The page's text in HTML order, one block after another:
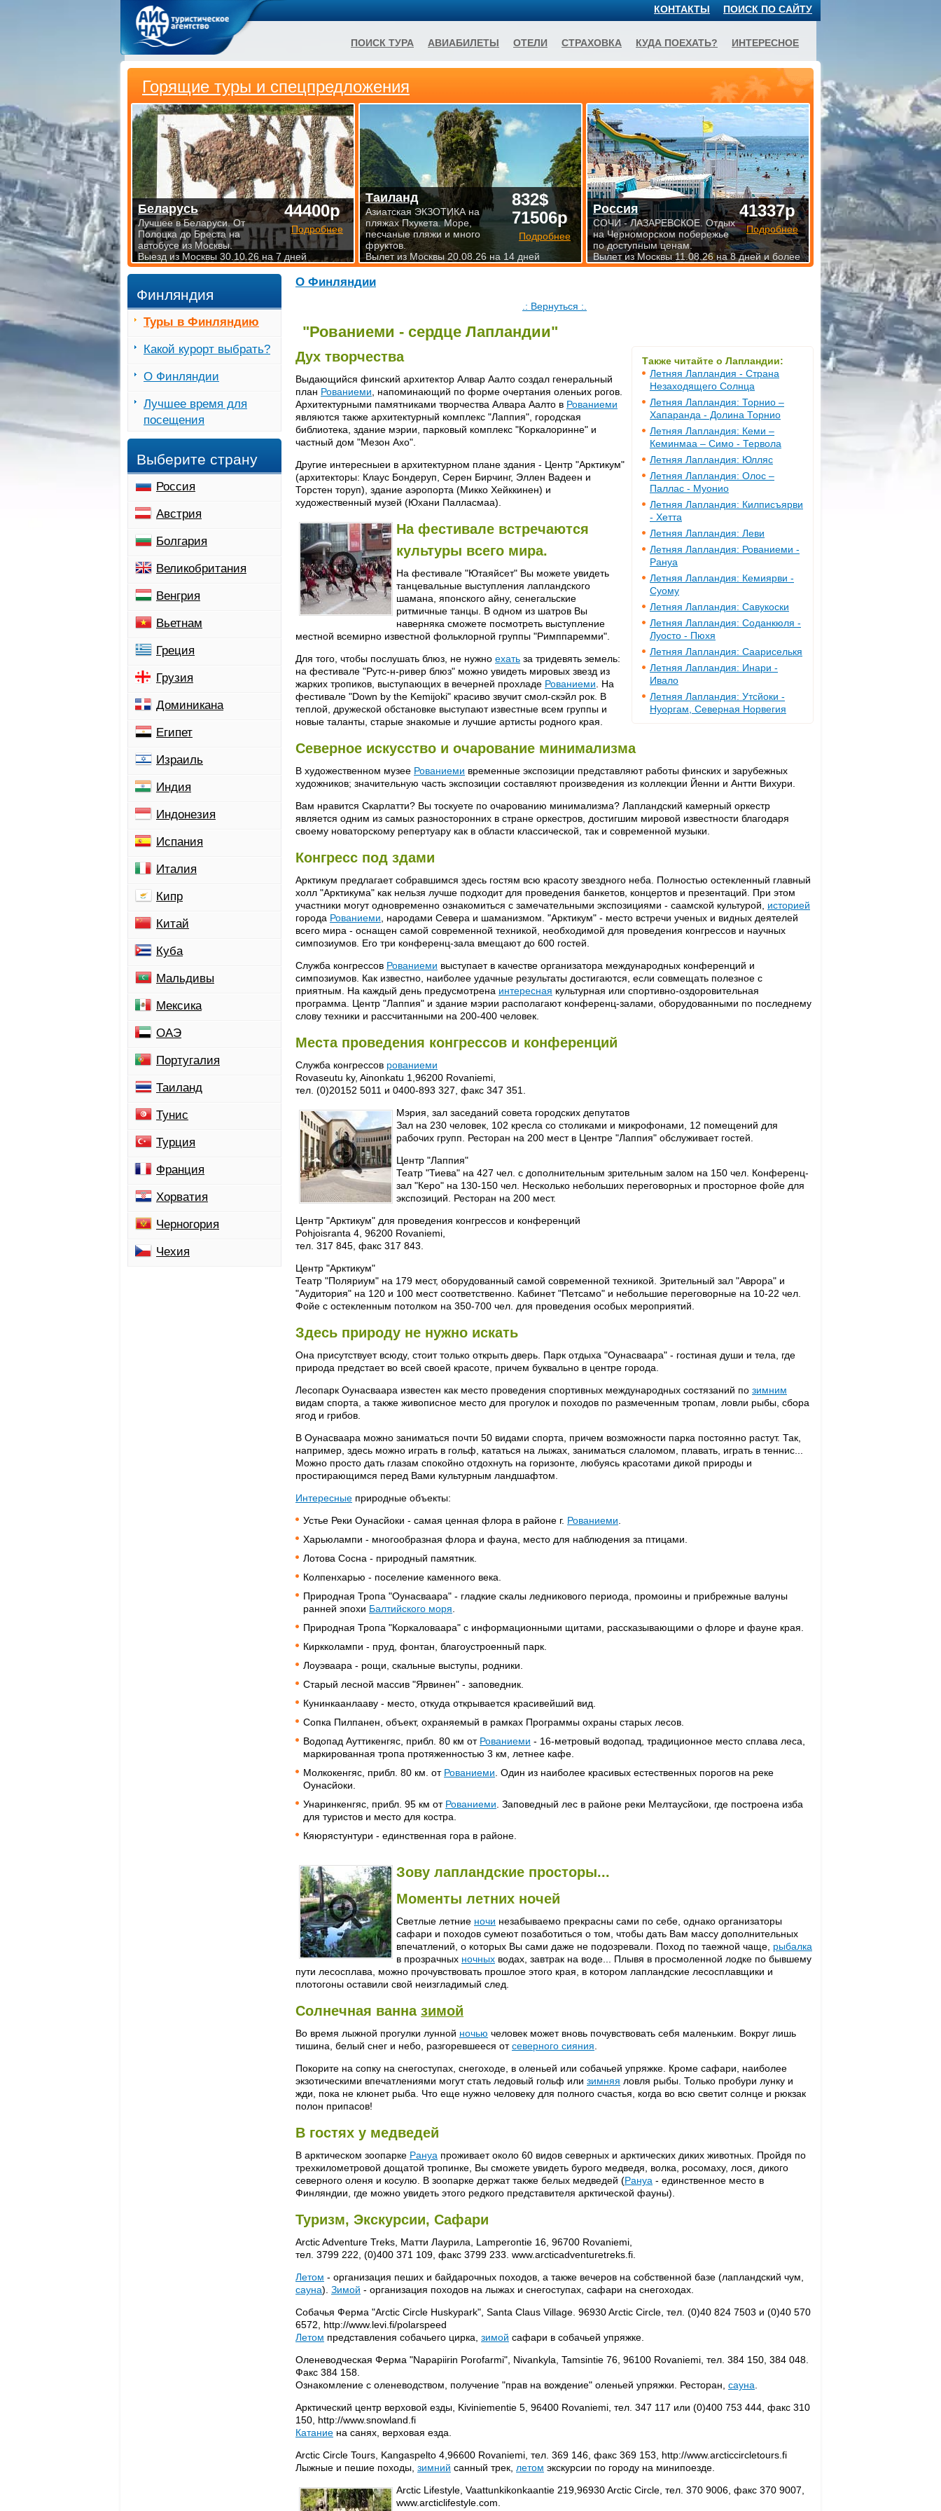
О Финляндии
.: Вернуться :.
"Рованиеми - сердце Лапландии"
Также читайте о Лапландии:
Летняя Лапландия - Страна
Незаходящего Солнца
Летняя Лапландия: Торнио –
Хапаранда - Долина Торнио
Летняя Лапландия: Кеми –
Кеминмаа – Симо - Тервола
Летняя Лапландия: Юлляс
Летняя Лапландия: Олос –
Паллас - Муонио
Летняя Лапландия: Килписъярви
- Хетта
Летняя Лапландия: Леви
Летняя Лапландия: Рованиеми -
Рануа
Летняя Лапландия: Кемиярви -
Суому
Летняя Лапландия: Савукоски
Летняя Лапландия: Соданкюля -
Луосто - Пюхя
Летняя Лапландия: Саариселькя
Летняя Лапландия: Инари -
Ивало
Летняя Лапландия: Утсйоки -
Нуоргам, Северная Норвегия
Дух творчества
Выдающийся финский архитектор Алвар Аалто создал генеральный
план Рованиеми , напоминающий по форме очертания оленьих рогов.
Архитектурными памятниками творчества Алвара Аалто в Рованиеми
являются также архитектурный комплекс "Лаппия", городская
библиотека, здание мэрии, парковый комплекс "Коркалоринне" и
частный дом "Мезон Ахо".
Другие интересныеи в архитектурном плане здания - Центр "Арктикум"
(архитекторы: Клаус Бондеруп, Серен Бирчинг, Эллен Вадеен и
Торстен торуп), здание аэропорта (Микко Хейккинен) и
художественный музей (Юхани Палласмаа).
На фестивале встречаются
культуры всего мира.
На фестивале "Ютаяйсет" Вы можете увидеть
танцевальные выступления лапландского
шамана, японского айну, сенегальские
ритмичные танцы. В одном из шатров Вы
наверняка сможете посмотреть выступление
местной всемирно известной фольклорной группы "Римппаремми".
Для того, чтобы послушать блюз, не нужно ехать за тридевять земель:
на фестивале "Рутс-н-ривер блюз" можно увидеть мировых звезд из
жарких тропиков, выступающих в вечерней прохладе Рованиеми . На
фестивале "Down by the Kemijoki" красиво звучит смол-скэйл рок. В
теплой, дружеской обстановке выступают известные всем группы и
новые таланты, старые знакомые и лучшие артисты родного края.
Северное искусство и очарование минимализма
В художественном музее Рованиеми временные экспозиции представляют работы финских и зарубежных
художников; значительную часть экспозиции составляют произведения из коллекции Йенни и Антти Вихури.
Вам нравится Скарлатти? Вы тоскуете по очарованию минимализма? Лапландский камерный оркестр
является одним из самых разносторонних в стране оркестров, достигшим мировой известности благодаря
своему новаторскому репертуару как в области классической, так и современной музыки.
Конгресс под здами
Арктикум предлагает собравшимся здесь гостям всю красоту звездного неба. Полностью остекленный главный
холл "Арктикума" как нельзя лучше подходит для проведения банкетов, концертов и презентаций. При этом
участники могут одновременно ознакомиться с замечательными экспозициями - саамской культурой, историей
города Рованиеми , народами Севера и шаманизмом. "Арктикум" - место встречи ученых и видных деятелей
всего мира - оснащен самой современной техникой, необходимой для проведения конгрессов и научных
симпозиумов. Его три конференц-зала вмещают до 600 гостей.
Служба конгрессов Рованиеми выступает в качестве организатора международных конференций и
симпозиумов. Как известно, наиболее удачные результаты достигаются, если совмещать полезное с
приятным. На каждый день предусмотрена интересная культурная или спортивно-оздоровительная
программа. Центр "Лаппия" и здание мэрии располагают конференц-залами, оборудованными по последнему
слову техники и рассчитанными на 200-400 человек.
Места проведения конгрессов и конференций
Служба конгрессов рованиеми
Rovaseutu ky, Ainonkatu 1,96200 Rovaniemi,
тел. (0)20152 5011 и 0400-893 327, факс 347 351.
Мэрия, зал заседаний совета городских депутатов
Зал на 230 человек, 102 кресла со столиками и микрофонами, 12 помещений для
рабочих групп. Ресторан на 200 мест в Центре "Лаппия" обслуживает гостей.
Центр "Лаппия"
Театр "Тиева" на 427 чел. с дополнительным зрительным залом на 150 чел. Конференц-
зал "Керо" на 130-150 чел. Несколько небольших переговорных и просторное фойе для
экспозиций. Ресторан на 200 мест.
Центр "Арктикум" для проведения конгрессов и конференций
Pohjoisranta 4, 96200 Rovaniemi,
тел. 317 845, факс 317 843.
Центр "Арктикум"
Театр "Поляриум" на 179 мест, оборудованный самой современной техникой. Зрительный зал "Аврора" и
"Аудитория" на 120 и 100 мест соответственно. Кабинет "Петсамо" и небольшие переговорные на 10-22 чел.
Фойе с остекленным потолком на 350-700 чел. для проведения особых мероприятий.
Здесь природу не нужно искать
Она присутствует всюду, стоит только открыть дверь. Парк отдыха "Оунасваара" - гостиная души и тела, где
природа предстает во всей своей красоте, причем буквально в центре города.
Лесопарк Оунасваара известен как место проведения спортивных международных состязаний по зимним
видам спорта, а также живописное место для прогулок и походов по размеченным тропам, ловли рыбы, сбора
ягод и грибов.
В Оунасваара можно заниматься почти 50 видами спорта, причем возможности парка постоянно растут. Так,
например, здесь можно играть в гольф, кататься на лыжах, заниматься слаломом, плавать, играть в теннис...
Можно просто дать глазам спокойно отдохнуть на горизонте, любуясь красотами дикой природы и
простирающимся перед Вами культурным ландшафтом.
Интересные природные объекты:
Устье Реки Оунасйоки - самая ценная флора в районе г. Рованиеми
Харьюлампи - многообразная флора и фауна, место для наблюдения за птицами.
Лотова Сосна - природный памятник.
Колпенхарью - поселение каменного века.
Природная Тропа "Оунасваара" - гладкие скалы ледникового периода, промоины и прибрежные валуны
ранней эпохи Балтийского моря
Природная Тропа "Коркаловаара" с информационными щитами, рассказывающими о флоре и фауне края.
Киркколампи - пруд, фонтан, благоустроенный парк.
Лоуэваара - рощи, скальные выступы, родники.
Старый лесной массив "Ярвинен" - заповедник.
Кунинкаанлааву - место, откуда открывается красивейший вид.
Сопка Пилпанен, объект, охраняемый в рамках Программы охраны старых лесов.
Водопад Ауттикенгяс, прибл. 80 км от Рованиеми - 16-метровый водопад, традиционное место сплава леса,
маркированная тропа протяженностью 3 км, летнее кафе.
Молкокенгяс, прибл. 80 км. от Рованиеми . Один из наиболее красивых естественных порогов на реке
Оунасйоки.
Унаринкенгяс, прибл. 95 км от Рованиеми . Заповедный лес в районе реки Мелтаусйоки, где построена изба
для туристов и место для костра.
Кяюрястунтури - единственная гора в районе.
Зову лапландские просторы...
Моменты летних ночей
Светлые летние ночи незабываемо прекрасны сами по себе, однако организаторы
сафари и походов сумеют позаботиться о том, чтобы дать Вам массу дополнительных
впечатлений, о которых Вы сами даже не подозревали. Поход по таежной чаще, рыбалка
в прозрачных ночных водах, завтрак на воде... Плывя в просмоленной лодке по бывшему
пути лесосплава, можно прочувствовать прошлое этого края, в котором лапландские лесосплавщики и
плотогоны оставили свой неизгладимый след.
Солнечная ванна зимой
Во время лыжной прогулки лунной ночью человек может вновь почувствовать себя маленьким. Вокруг лишь
тишина, белый снег и небо, разгоревшееся отсеверного сияния
Покорите на сопку на снегоступах, снегоходе, в оленьей или собачьей упряжке. Кроме сафари, наиболее
экзотическими впечатлениями могут стать ледовый гольф или зимняя ловля рыбы. Только пробури лунку и
жди, пока не клюнет рыба. Что еще нужно человеку для полного счастья, когда во всю светит солнце и рюкзак
полон припасов!
В гостях у медведей
В арктическом зоопарке Рануа проживает около 60 видов северных и арктических диких животных. Пройдя по
трехкилометровой дощатой тропинке, Вы сможете увидеть бурого медведя, волка, росомаху, лося, дикого
северного оленя и косулю. В зоопарке держат также белых медведей (Рануа - единственное место в
Финляндии, где можно увидеть этого редкого представителя арктической фауны).
Туризм, Экскурсии, Сафари
Arctic Adventure Treks, Матти Лаурила, Lamperontie 16, 96700 Rovaniemi,
тел. 3799 222, (0)400 371 109, факс 3799 233. www.arcticadventuretreks.fi.
Летом - организация пеших и байдарочных походов, а также вечеров на собственной базе (лапландский чум,
сауна). Зимой - организация походов на лыжах и снегоступах, сафари на снегоходах.
Собачья Ферма "Arctic Circle Huskypark", Santa Claus Village. 96930 Arctic Circle, тел. (0)40 824 7503 и (0)40 570
6572, http://www.levi.fi/polarspeed
Летом представления собачьего цирка, зимой сафари в собачьей упряжке.
Оленеводческая Ферма "Napapiirin Porofarmi", Nivankyla, Tamsintie 76, 96100 Rovaniemi, тел. 384 150, 384 048.
Факс 384 158.
Ознакомление с оленеводством, получение "прав на вождение" оленьей упряжки. Ресторан, сауна
Арктический центр верховой езды, Kiviniementie 5, 96400 Rovaniemi, тел. 347 117 или (0)400 753 444, факс 310
150, http://www.snowland.fi
Катание на санях, верховая езда.
Arctic Circle Tours, Kangaspelto 4,96600 Rovaniemi, тел. 369 146, факс 369 153, http://www.arcticcircletours.fi
Лыжные и пешие походы, зимний санный трек, летом экскурсии по городу на минипоезде.
Arctic Lifestyle, Vaattunkikonkaantie 219,96930 Arctic Circle, тел. 370 9006, факс 370 9007,
www.arcticlifestyle.com.
Финляндия
Туры в Финляндию
Какой курорт выбрать?
О Финляндии
Лучшее время для
посещения
Выберите страну
Россия
Австрия
Болгария
Великобритания
Венгрия
Вьетнам
Греция
Грузия
Доминикана
Египет
Израиль
Индия
Индонезия
Испания
Италия
Кипр
Китай
Куба
Мальдивы
Мексика
ОАЭ
Португалия
Таиланд
Тунис
Турция
Франция
Хорватия
Черногория
Чехия
Горящие туры и спецпредложения
44400р
Подробнее
Беларусь
Лучшее в Беларуси. От
Полоцка до Бреста на
автобусе из Москвы.
Выезд из Москвы 30.10.26 на 7 дней
832$
71506р
Подробнее
Таиланд
Азиатская ЭКЗОТИКА на
пляжах Пхукета. Море,
песчаные пляжи и много
фруктов.
Вылет из Москвы 20.08.26 на 14 дней
41337р
Подробнее
Россия
СОЧИ - ЛАЗАРЕВСКОЕ. Отдых
на Черноморском побережье
по доступным ценам.
Вылет из Москвы 11.08.26 на 8 дней и более
ПОИСК ПО САЙТУ
КОНТАКТЫ
ПОИСК ТУРА АВИАБИЛЕТЫ ОТЕЛИ СТРАХОВКА КУДА ПОЕХАТЬ? ИНТЕРЕСНОЕ